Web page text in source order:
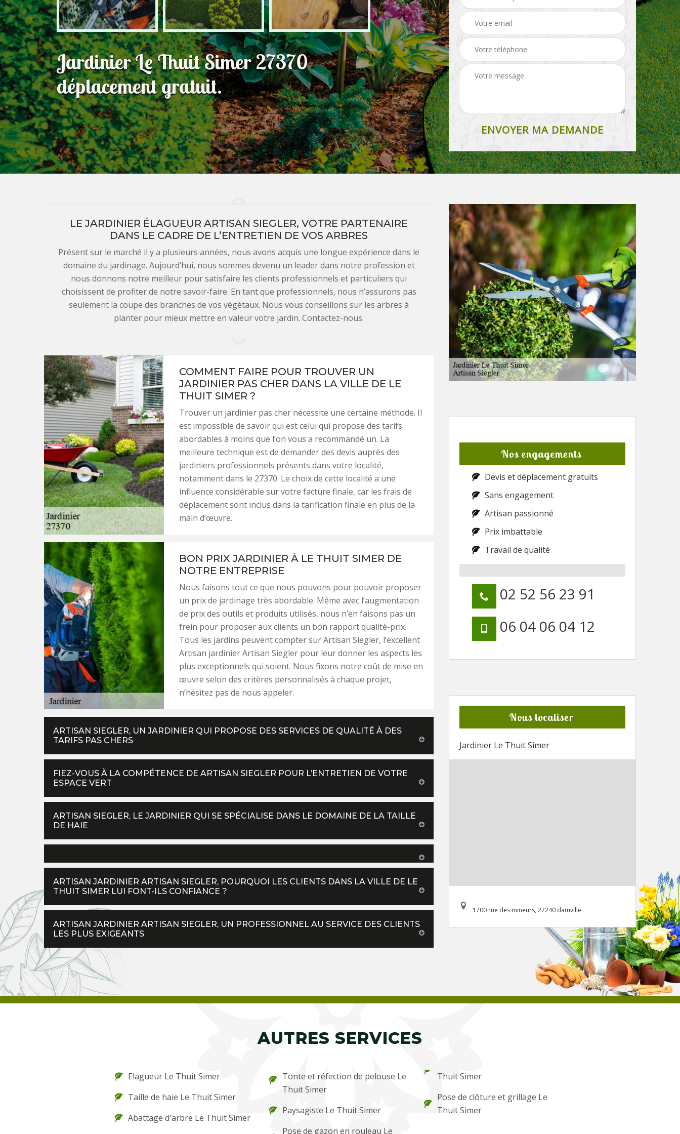
Jardinier Le Thuit Simer 27370
déplacement gratuit.
LE JARDINIER ÉLAGUEUR ARTISAN SIEGLER, VOTRE PARTENAIRE
DANS LE CADRE DE L’ENTRETIEN DE VOS ARBRES
Présent sur le marché il y a plusieurs années, nous avons acquis une longue expérience dans le
domaine du jardinage. Aujourd’hui, nous sommes devenu un leader dans notre profession et
nous donnons notre meilleur pour satisfaire les clients professionnels et particuliers qui
choisissent de profiter de notre savoir-faire. En tant que professionnels, nous n’assurons pas
seulement la coupe des branches de vos végétaux. Nous vous conseillons sur les arbres à
planter pour mieux mettre en valeur votre jardin. Contactez-nous.
COMMENT FAIRE POUR TROUVER UN
JARDINIER PAS CHER DANS LA VILLE DE LE
THUIT SIMER ?
Trouver un jardinier pas cher nécessite une certaine méthode. Il
est impossible de savoir qui est celui qui propose des tarifs
abordables à moins que l’on vous a recommandé un. La
meilleure technique est de demander des devis auprès des
jardiniers professionnels présents dans votre localité,
notamment dans le 27370. Le choix de cette localité a une
influence considérable sur votre facture finale, car les frais de
déplacement sont inclus dans la tarification finale en plus de la
main d’œuvre.
BON PRIX JARDINIER À LE THUIT SIMER DE
NOTRE ENTREPRISE
Nous faisons tout ce que nous pouvons pour pouvoir proposer
un prix de jardinage très abordable. Même avec l’augmentation
de prix des outils et produits utilisés, nous n’en faisons pas un
frein pour proposer aux clients un bon rapport qualité-prix.
Tous les jardins peuvent compter sur Artisan Siegler, l’excellent
Artisan jardinier Artisan Siegler pour leur donner les aspects les
plus exceptionnels qui soient. Nous fixons notre coût de mise en
œuvre selon des critères personnalisés à chaque projet,
n’hésitez pas de nous appeler.
ARTISAN SIEGLER, UN JARDINIER QUI PROPOSE DES SERVICES DE QUALITÉ À DES
TARIFS PAS CHERS
FIEZ-VOUS À LA COMPÉTENCE DE ARTISAN SIEGLER POUR L’ENTRETIEN DE VOTRE
ESPACE VERT
ARTISAN SIEGLER, LE JARDINIER QUI SE SPÉCIALISE DANS LE DOMAINE DE LA TAILLE
DE HAIE
ARTISAN JARDINIER ARTISAN SIEGLER, POURQUOI LES CLIENTS DANS LA VILLE DE LE
THUIT SIMER LUI FONT-ILS CONFIANCE ?
ARTISAN JARDINIER ARTISAN SIEGLER, UN PROFESSIONNEL AU SERVICE DES CLIENTS
LES PLUS EXIGEANTS
Nos engagements
Devis et déplacement gratuits
Sans engagement
Artisan passionné
Prix imbattable
Travail de qualité
02 52 56 23 91
06 04 06 04 12
Nous localiser
Jardinier Le Thuit Simer
1700 rue des mineurs, 27240 damville
AUTRES SERVICES
Elagueur Le Thuit Simer
Taille de haie Le Thuit Simer
Abattage d'arbre Le Thuit Simer
Tonte et réfection de pelouse Le
Thuit Simer
Paysagiste Le Thuit Simer
Pose de gazon en rouleau Le
Thuit Simer
Pose de clôture et grillage Le
Thuit Simer